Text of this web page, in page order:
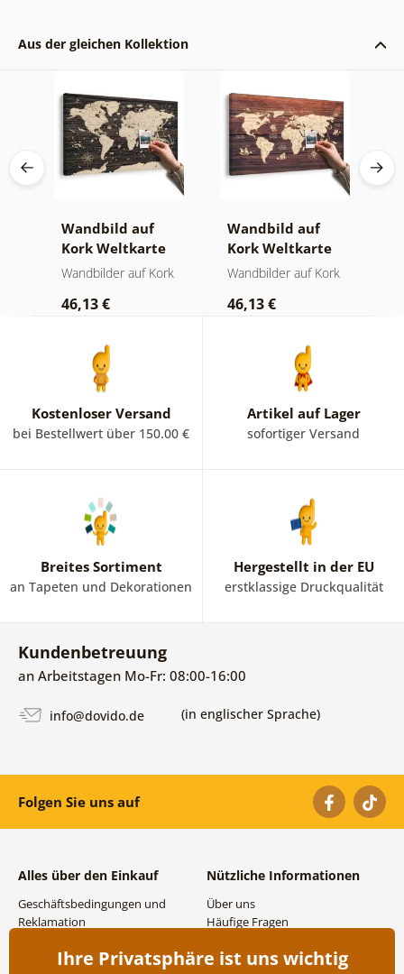
Aus der gleichen Kollektion
Wandbild auf
Kork Weltkarte
auf hölzernem
Wandbilder auf Kork
46,13 €
Wandbild auf
Kork Weltkarte
auf Holz
Wandbilder auf Kork
46,13 €
Kostenloser Versand
bei Bestellwert über 150.00 €
Artikel auf Lager
sofortiger Versand
Breites Sortiment
an Tapeten und Dekorationen
Hergestellt in der EU
erstklassige Druckqualität
Kundenbetreuung
an Arbeitstagen Mo-Fr: 08:00-16:00
info@dovido.de (in englischer Sprache)
Folgen Sie uns auf
Alles über den Einkauf
Geschäftsbedingungen und
Reklamation
Versand- und
Nützliche Informationen
Über uns
Häufige Fragen
Großhandel und
Ihre Privatsphäre ist uns wichtig